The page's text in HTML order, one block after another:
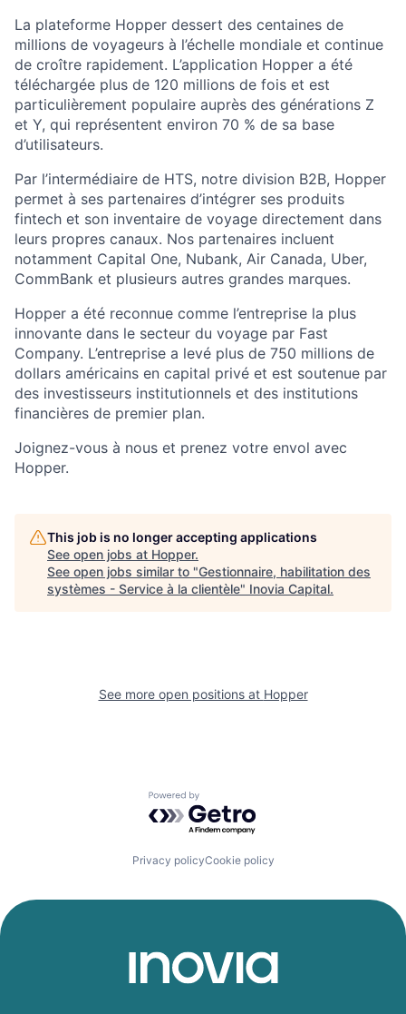
La plateforme Hopper dessert des centaines de
millions de voyageurs à l’échelle mondiale et continue
de croître rapidement. L’application Hopper a été
téléchargée plus de 120 millions de fois et est
particulièrement populaire auprès des générations Z
et Y, qui représentent environ 70 % de sa base
d’utilisateurs.
Par l’intermédiaire de HTS, notre division B2B, Hopper
permet à ses partenaires d’intégrer ses produits
fintech et son inventaire de voyage directement dans
leurs propres canaux. Nos partenaires incluent
notamment Capital One, Nubank, Air Canada, Uber,
CommBank et plusieurs autres grandes marques.
Hopper a été reconnue comme l’entreprise la plus
innovante dans le secteur du voyage par Fast
Company. L’entreprise a levé plus de 750 millions de
dollars américains en capital privé et est soutenue par
des investisseurs institutionnels et des institutions
financières de premier plan.
Joignez-vous à nous et prenez votre envol avec
Hopper.
This job is no longer accepting applications
See open jobs at Hopper.
See open jobs similar to "Gestionnaire, habilitation des
systèmes - Service à la clientèle" Inovia Capital.
See more open positions at Hopper
Powered by Getro.com
Privacy policyCookie policy